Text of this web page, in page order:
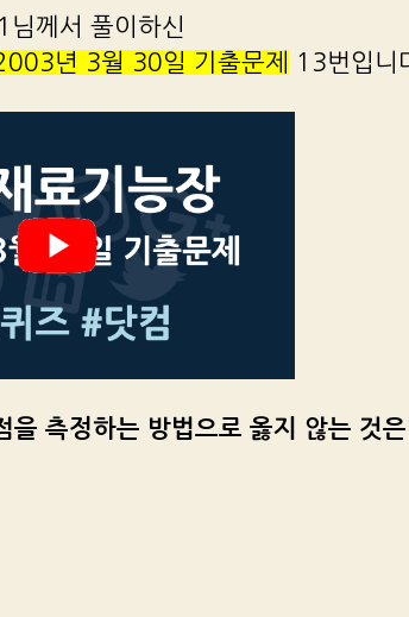
께서 풀이하신
년 3월 30일 기출문제
13번입니
을 측정하는 방법으로 옳지 않는 것